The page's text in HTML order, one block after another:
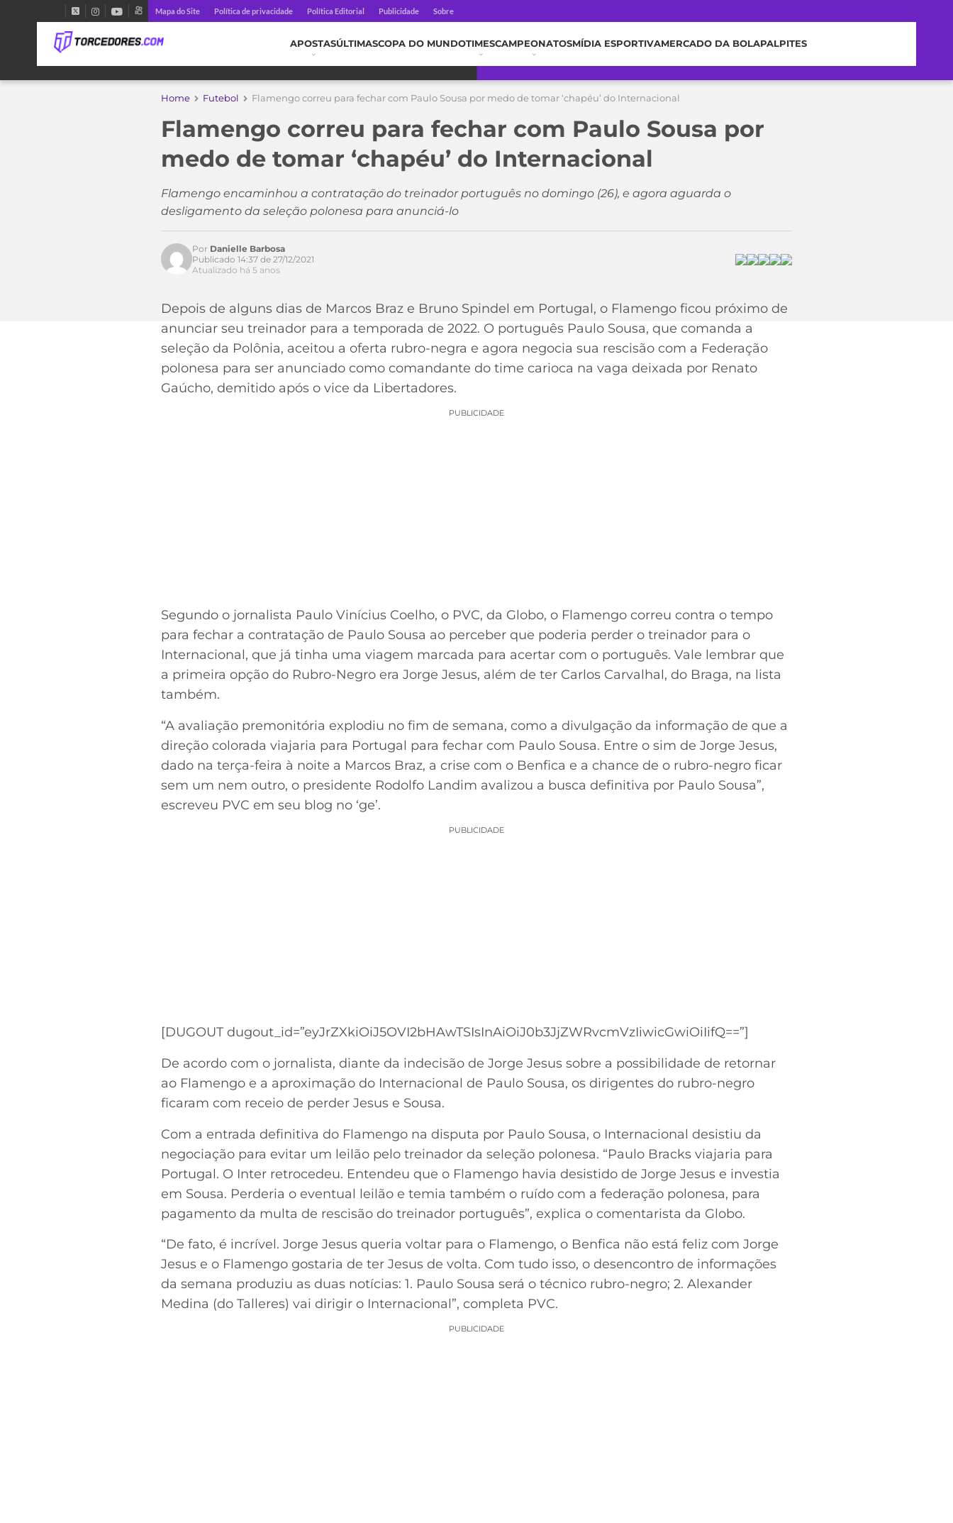
Mapa do Site Política de privacidade Política Editorial Publicidade Sobre
APOSTASÚLTIMASCOPA DO MUNDOTIMESCAMPEONATOSMÍDIA ESPORTIVAMERCADO DA BOLAPALPITES
Home Futebol Flamengo correu para fechar com Paulo Sousa por medo de tomar ‘chapéu’ do Internacional
Flamengo correu para fechar com Paulo Sousa por
medo de tomar ‘chapéu’ do Internacional
Flamengo encaminhou a contratação do treinador português no domingo (26), e agora aguarda o
desligamento da seleção polonesa para anunciá-lo
Por Danielle Barbosa
Publicado 14:37 de 27/12/2021
Atualizado há 5 anos
Depois de alguns dias de Marcos Braz e Bruno Spindel em Portugal, o Flamengo ficou próximo de
anunciar seu treinador para a temporada de 2022. O português Paulo Sousa, que comanda a
seleção da Polônia, aceitou a oferta rubro-negra e agora negocia sua rescisão com a Federação
polonesa para ser anunciado como comandante do time carioca na vaga deixada por Renato
Gaúcho, demitido após o vice da Libertadores.
PUBLICIDADE
Segundo o jornalista Paulo Vinícius Coelho, o PVC, da Globo, o Flamengo correu contra o tempo
para fechar a contratação de Paulo Sousa ao perceber que poderia perder o treinador para o
Internacional, que já tinha uma viagem marcada para acertar com o português. Vale lembrar que
a primeira opção do Rubro-Negro era Jorge Jesus, além de ter Carlos Carvalhal, do Braga, na lista
também.
“A avaliação premonitória explodiu no fim de semana, como a divulgação da informação de que a
direção colorada viajaria para Portugal para fechar com Paulo Sousa. Entre o sim de Jorge Jesus,
dado na terça-feira à noite a Marcos Braz, a crise com o Benfica e a chance de o rubro-negro ficar
sem um nem outro, o presidente Rodolfo Landim avalizou a busca definitiva por Paulo Sousa”,
escreveu PVC em seu blog no ‘ge’.
PUBLICIDADE
[DUGOUT dugout_id=”eyJrZXkiOiJ5OVI2bHAwTSIsInAiOiJ0b3JjZWRvcmVzIiwicGwiOiIifQ==”]
De acordo com o jornalista, diante da indecisão de Jorge Jesus sobre a possibilidade de retornar
ao Flamengo e a aproximação do Internacional de Paulo Sousa, os dirigentes do rubro-negro
ficaram com receio de perder Jesus e Sousa.
Com a entrada definitiva do Flamengo na disputa por Paulo Sousa, o Internacional desistiu da
negociação para evitar um leilão pelo treinador da seleção polonesa. “Paulo Bracks viajaria para
Portugal. O Inter retrocedeu. Entendeu que o Flamengo havia desistido de Jorge Jesus e investia
em Sousa. Perderia o eventual leilão e temia também o ruído com a federação polonesa, para
pagamento da multa de rescisão do treinador português”, explica o comentarista da Globo.
“De fato, é incrível. Jorge Jesus queria voltar para o Flamengo, o Benfica não está feliz com Jorge
Jesus e o Flamengo gostaria de ter Jesus de volta. Com tudo isso, o desencontro de informações
da semana produziu as duas notícias: 1. Paulo Sousa será o técnico rubro-negro; 2. Alexander
Medina (do Talleres) vai dirigir o Internacional”, completa PVC.
PUBLICIDADE